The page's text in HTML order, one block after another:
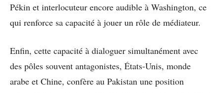
Pékin et interlocuteur encore audible à Washington, ce
qui renforce sa capacité à jouer un rôle de médiateur.
Enfin, cette capacité à dialoguer simultanément avec
des pôles souvent antagonistes, États-Unis, monde
arabe et Chine, confère au Pakistan une position